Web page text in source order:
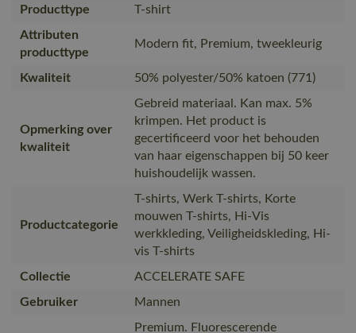
Producttype
T-shirt
Attributen
producttype
Modern fit, Premium, tweekleurig
Kwaliteit 50% polyester/50% katoen (771)
Opmerking over
kwaliteit
Gebreid materiaal. Kan max. 5%
krimpen. Het product is
gecertificeerd voor het behouden
van haar eigenschappen bij 50 keer
huishoudelijk wassen.
Productcategorie
T-shirts, Werk T-shirts, Korte
mouwen T-shirts, Hi-Vis
werkkleding, Veiligheidskleding, Hi-
vis T-shirts
Collectie
ACCELERATE SAFE
Gebruiker
Mannen
Premium. Fluorescerende